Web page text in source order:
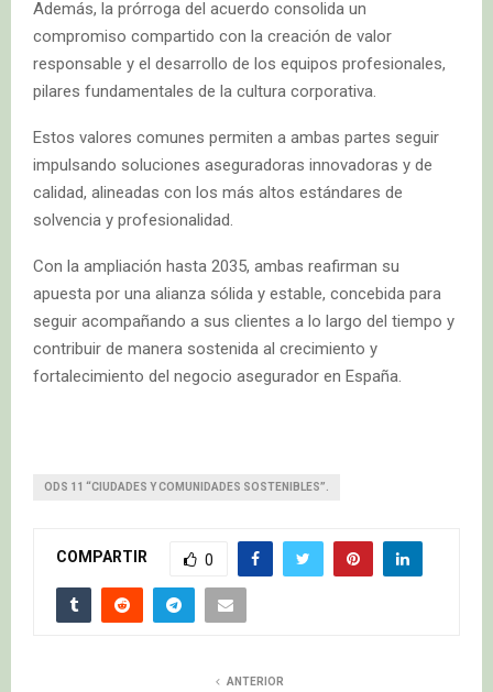
Además, la prórroga del acuerdo consolida un
compromiso compartido con la creación de valor
responsable y el desarrollo de los equipos profesionales,
pilares fundamentales de la cultura corporativa.
Estos valores comunes permiten a ambas partes seguir
impulsando soluciones aseguradoras innovadoras y de
calidad, alineadas con los más altos estándares de
solvencia y profesionalidad.
Con la ampliación hasta 2035, ambas reafirman su
apuesta por una alianza sólida y estable, concebida para
seguir acompañando a sus clientes a lo largo del tiempo y
contribuir de manera sostenida al crecimiento y
fortalecimiento del negocio asegurador en España.
ODS 11 “CIUDADES Y COMUNIDADES SOSTENIBLES”.
COMPARTIR 0
ANTERIOR